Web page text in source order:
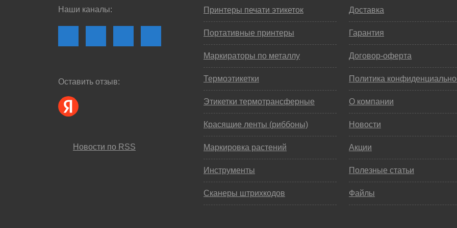
Наши каналы:
Оставить отзыв:
Новости по RSS
Принтеры печати этикеток
Портативные принтеры
Маркираторы по металлу
Термоэтикетки
Этикетки термотрансферные
Красящие ленты (риббоны)
Маркировка растений
Инструменты
Сканеры штрихкодов
Доставка
Гарантия
Договор-оферта
Политика
О компании
Новости
Акции
Полезные статьи
Файлы